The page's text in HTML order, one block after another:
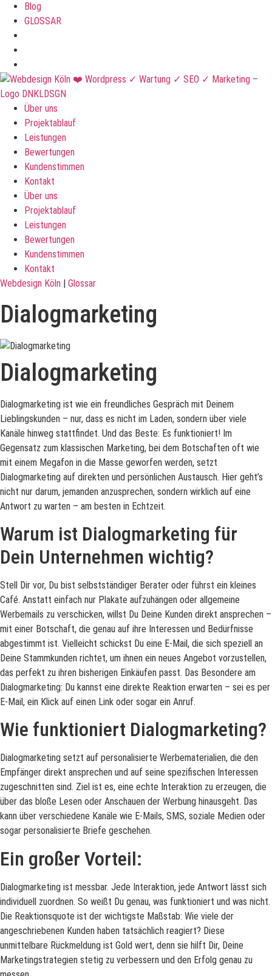
Blog
GLOSSAR
Über uns
Projektablauf
Leistungen
Bewertungen
Kundenstimmen
Kontakt
Über uns
Projektablauf
Leistungen
Bewertungen
Kundenstimmen
Kontakt
Webdesign Köln
Glossar
Dialogmarketing
Dialogmarketing
Dialogmarketing ist wie ein freundliches Gespräch mit Deinem
Lieblingskunden – nur, dass es nicht im Laden, sondern über viele
Kanäle hinweg stattfindet. Und das Beste: Es funktioniert! Im
Gegensatz zum klassischen Marketing, bei dem Botschaften oft wie
mit einem Megafon in die Masse geworfen werden, setzt
Dialogmarketing auf direkten und persönlichen Austausch. Hier geht’s
nicht nur darum, jemanden anzusprechen, sondern wirklich auf eine
Antwort zu warten – am besten in Echtzeit.
Warum ist Dialogmarketing für
Dein Unternehmen wichtig?
Stell Dir vor, Du bist selbstständiger Berater oder führst ein kleines
Café. Anstatt einfach nur Plakate aufzuhängen oder allgemeine
Werbemails zu verschicken, willst Du Deine Kunden direkt ansprechen –
mit einer Botschaft, die genau auf ihre Interessen und Bedürfnisse
abgestimmt ist. Vielleicht schickst Du eine E-Mail, die sich speziell an
Deine Stammkunden richtet, um ihnen ein neues Angebot vorzustellen,
das perfekt zu ihren bisherigen Einkäufen passt. Das Besondere am
Dialogmarketing: Du kannst eine direkte Reaktion erwarten – sei es per
E-Mail, ein Klick auf einen Link oder sogar ein Anruf.
Wie funktioniert Dialogmarketing?
Dialogmarketing setzt auf personalisierte Werbematerialien, die den
Empfänger direkt ansprechen und auf seine spezifischen Interessen
zugeschnitten sind. Ziel ist es, eine echte Interaktion zu erzeugen, die
über das bloße Lesen oder Anschauen der Werbung hinausgeht. Das
kann über verschiedene Kanäle wie E-Mails, SMS, soziale Medien oder
sogar personalisierte Briefe geschehen.
Ein großer Vorteil:
Dialogmarketing ist messbar. Jede Interaktion, jede Antwort lässt sich
individuell zuordnen. So weißt Du genau, was funktioniert und was nicht.
Die Reaktionsquote ist der wichtigste Maßstab: Wie viele der
angeschriebenen Kunden haben tatsächlich reagiert? Diese
unmittelbare Rückmeldung ist Gold wert, denn sie hilft Dir, Deine
Marketingstrategien stetig zu verbessern und den Erfolg genau zu